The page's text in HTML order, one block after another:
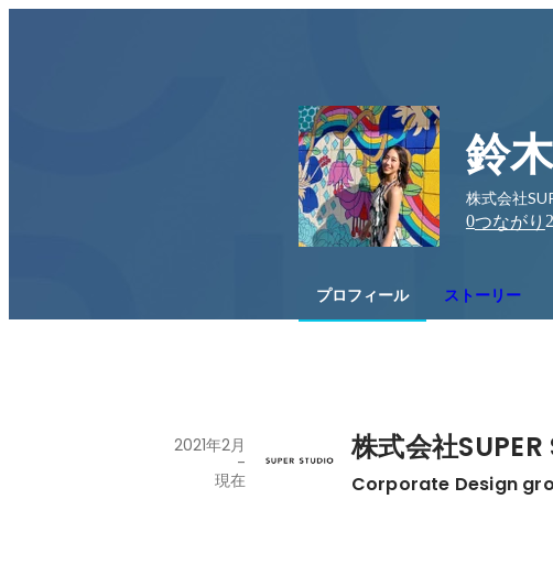
鈴
株式会社
0つながり 2
プロフィール ストーリー
株式会社SUPER
Corporate Design
2021年2月
-
現在